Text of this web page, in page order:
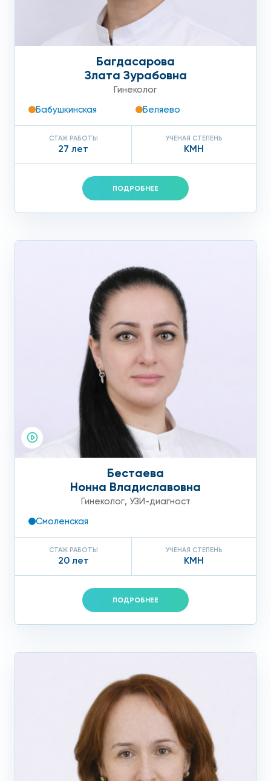
Багдасарова
Злата Зурабовна
Гинеколог
Бабушкинская
Беляево
СТАЖ РАБОТЫ
27 лет
УЧЕНАЯ СТЕПЕНЬ
КМН
ПОДРОБНЕЕ
Бестаева
Нонна Владиславовна
Гинеколог, УЗИ-диагност
Смоленская
СТАЖ РАБОТЫ
20 лет
УЧЕНАЯ СТЕПЕНЬ
КМН
ПОДРОБНЕЕ